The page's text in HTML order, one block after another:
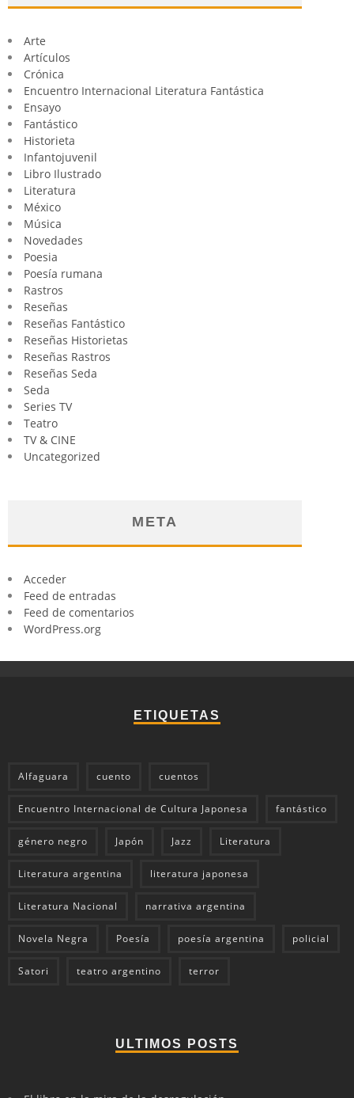
Arte
Artículos
Crónica
Encuentro Internacional Literatura Fantástica
Ensayo
Fantástico
Historieta
Infantojuvenil
Libro Ilustrado
Literatura
México
Música
Novedades
Poesia
Poesía rumana
Rastros
Reseñas
Reseñas Fantástico
Reseñas Historietas
Reseñas Rastros
Reseñas Seda
Seda
Series TV
Teatro
TV & CINE
Uncategorized
META
Acceder
Feed de entradas
Feed de comentarios
WordPress.org
ETIQUETAS
Alfaguara cuento cuentos
Encuentro Internacional de Cultura Japonesa fantástico
género negro Japón Jazz Literatura
Literatura argentina literatura japonesa
Literatura Nacional narrativa argentina
Novela Negra Poesía poesía argentina policial
Satori teatro argentino terror
ULTIMOS POSTS